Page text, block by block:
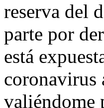
reserva del
parte por
está
coronavirus
valiéndome